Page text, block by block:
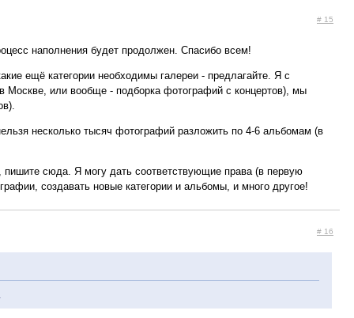
# 15
наполнения будет продолжен. Спасибо всем!
ещё категории необходимы галереи - предлагайте. Я с
Москве, или вообще - подборка фотографий с концертов), мы
несколько тысяч фотографий разложить по 4-6 альбомам (в
пишите сюда. Я могу дать соответствующие права (в первую
создавать новые категории и альбомы, и много другое!
# 16